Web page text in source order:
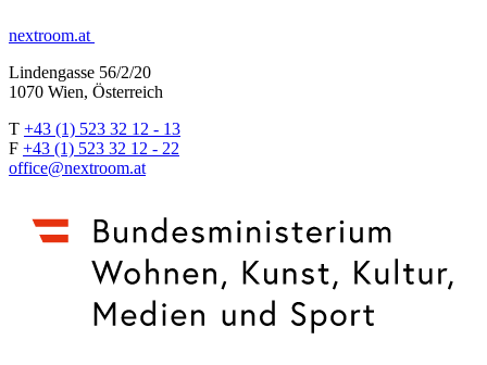
nextroom.at
Lindengasse 56/2/20
1070 Wien, Österreich
T +43 (1) 523 32 12 - 13
F +43 (1) 523 32 12 - 22
office@nextroom.at